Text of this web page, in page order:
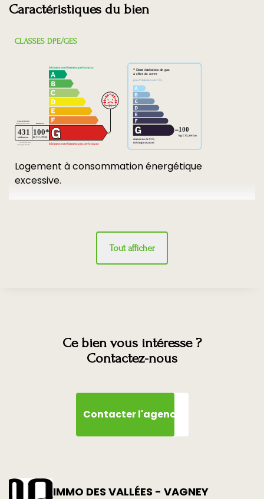
Caractéristiques du bien
CLASSES DPE/GES
Logement à consommation énergétique
excessive.
Tout afficher
Ce bien vous intéresse ?
Contactez-nous
Contacter l'agence
IMMO DES VALLÉES - VAGNEY